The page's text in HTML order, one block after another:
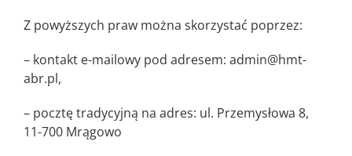
Z powyższych praw można skorzystać poprzez:
– kontakt e-mailowy pod adresem: admin@hmt-
abr.pl,
– pocztę tradycyjną na adres: ul. Przemysłowa 8,
11-700 Mrągowo